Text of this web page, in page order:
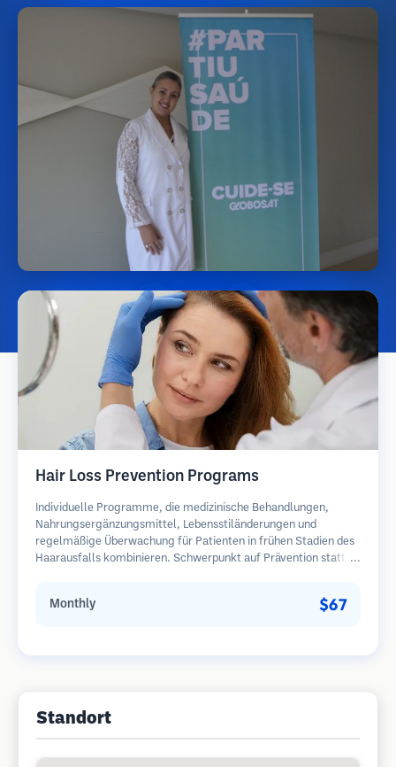
Hair Loss Prevention Programs
Individuelle Programme, die medizinische Behandlungen,
Nahrungsergänzungsmittel, Lebensstiländerungen und
regelmäßige Überwachung für Patienten in frühen Stadien des
Haarausfalls kombinieren. Schwerpunkt auf Prävention statt
Monthly $67
Standort